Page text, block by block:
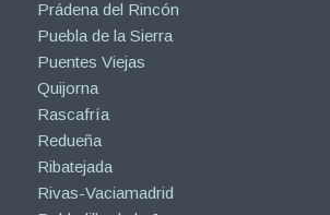
Prádena del Rincón
Puebla de la Sierra
Puentes Viejas
Quijorna
Rascafría
Redueña
Ribatejada
Rivas-Vaciamadrid